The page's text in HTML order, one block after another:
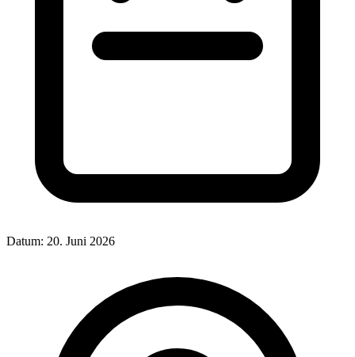
Datum: 20. Juni 2026